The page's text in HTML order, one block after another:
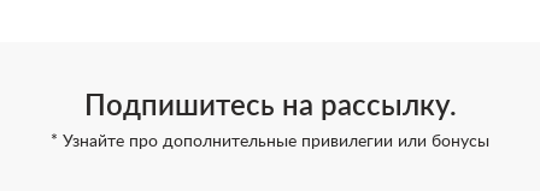
Подпишитесь на рассылку.
* Узнайте про дополнительные привилегии или бонусы